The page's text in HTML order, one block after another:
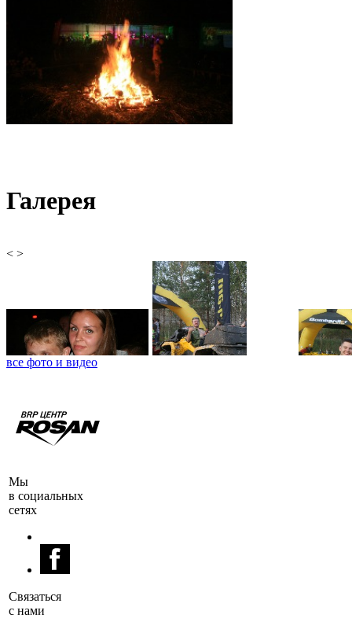
Галерея
< >
все фото и видео
Мы
в социальных
сетях
Cвязаться
с нами